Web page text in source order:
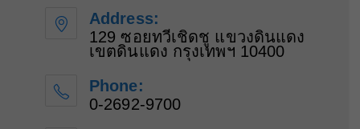
Address:
129 ซอยทวีเชิดชู แขวงดินแดง
เขตดินแดง กรุงเทพฯ 10400
Phone:
0-2692-9700